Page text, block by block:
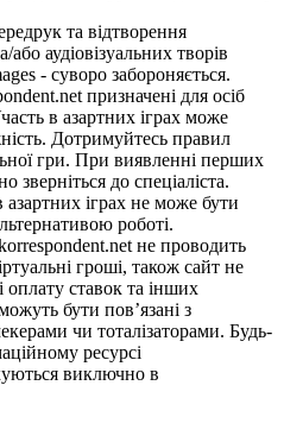
та відтворення
аудіовізуальних творів
- суворо забороняється.
призначені для осіб
в азартних іграх може
Дотримуйтесь правил
гри. При виявленні перших
зверніться до спеціаліста.
іграх не може бути
роботі.
не проводить
гроші, також сайт не
оплату ставок та інших
бути пов’язані з
чи тоталізаторами. Будь-
ресурсі
виключно в